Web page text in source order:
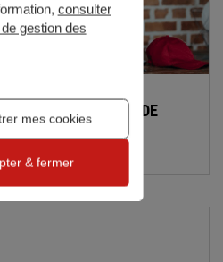
RÉPARER AU LIEU DE
consulter
gestion des
mes cookies
& fermer